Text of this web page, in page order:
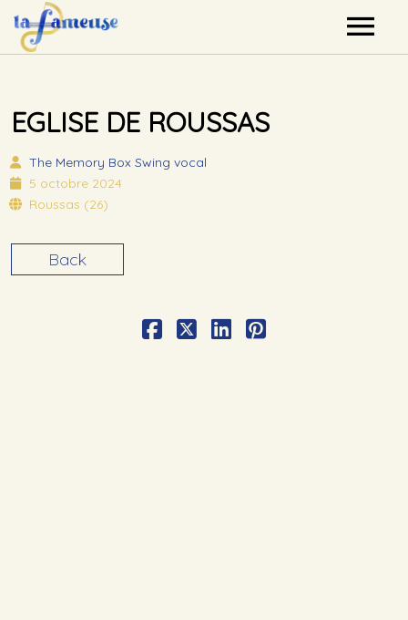
Agenda
Label
EGLISE DE ROUSSAS
The Memory Box Swing vocal
5 octobre 2024
Roussas (26)
Back